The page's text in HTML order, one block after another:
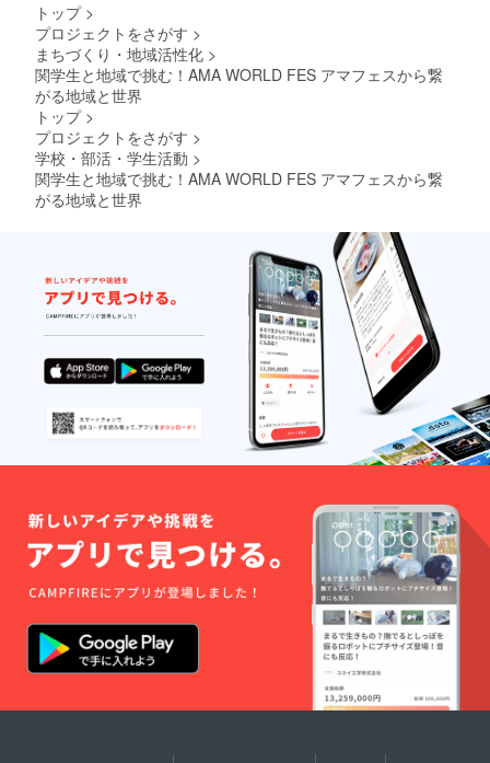
トップ >
プロジェクトをさがす >
まちづくり・地域活性化 >
関学生と地域で挑む！AMA WORLD FES アマフェスから繋
がる地域と世界
トップ >
プロジェクトをさがす >
学校・部活・学生活動 >
関学生と地域で挑む！AMA WORLD FES アマフェスから繋
がる地域と世界